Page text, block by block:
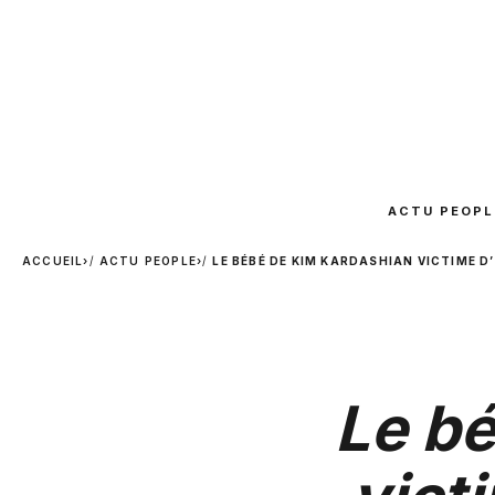
ACTU
ACCUEIL› ACTU PEOPLE› LE BÉBÉ DE KIM KARDASHIAN VICTIME
Le